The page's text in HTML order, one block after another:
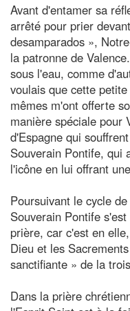
Avant d'entamer sa
arrêté pour prier
desamparados »,
la patronne de
sous l'eau, comme
voulais que cette
mêmes m'ont offerte
manière spéciale pour
d'Espagne qui
Souverain Pontife, qui
l'icône en lui offrant
Poursuivant le cycle
Souverain Pontife
prière, car c'est en
Dieu et les
sanctifiante » de la
Dans la prière